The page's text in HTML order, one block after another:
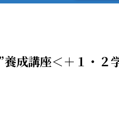
成講座＜＋１・２